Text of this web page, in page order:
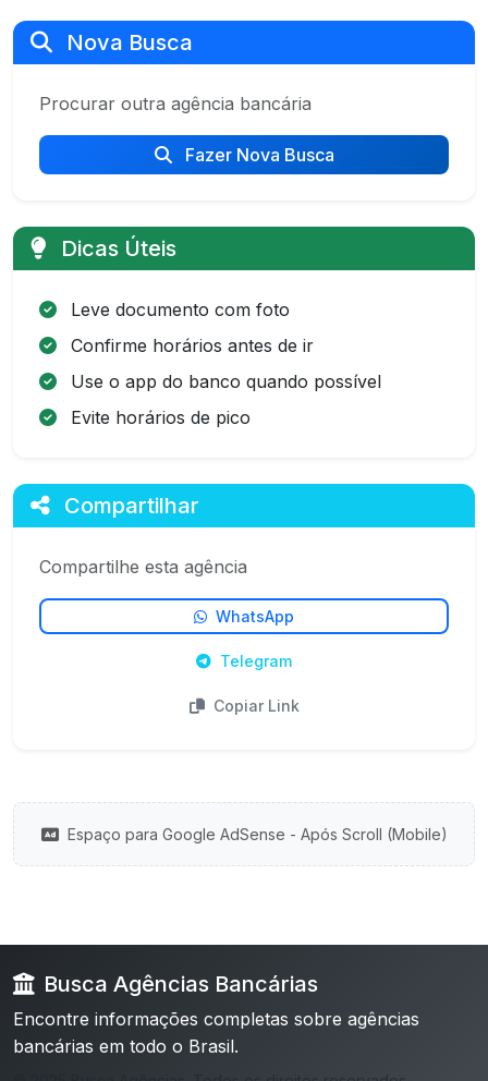
Nova Busca
Procurar outra agência bancária
Fazer Nova Busca
Dicas Úteis
Leve documento com foto
Confirme horários antes de ir
Use o app do banco quando possível
Evite horários de pico
Compartilhar
Compartilhe esta agência
WhatsApp
Telegram
Copiar Link
Espaço para Google AdSense - Após Scroll (Mobile)
Busca Agências Bancárias
Encontre informações completas sobre agências
bancárias em todo o Brasil.